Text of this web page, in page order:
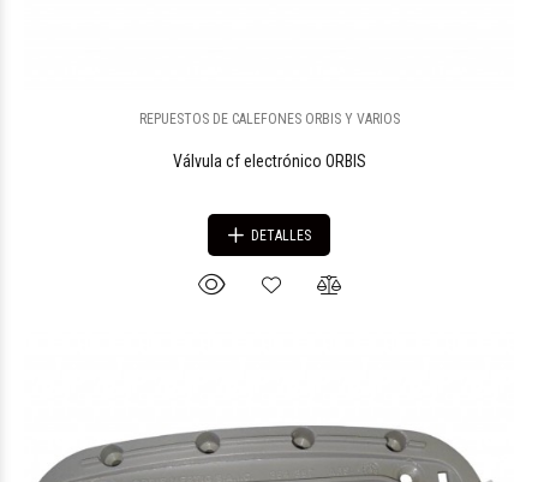
REPUESTOS DE CALEFONES ORBIS Y VARIOS
Válvula cf electrónico ORBIS
DETALLES